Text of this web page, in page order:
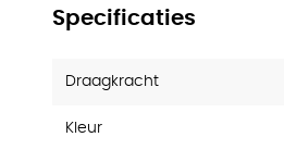
Specificaties
Draagkracht
Kleur